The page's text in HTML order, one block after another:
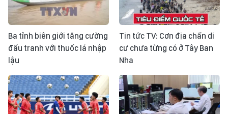
Ba tỉnh biên giới tăng cường
đấu tranh với thuốc lá nhập
lậu
Tin tức TV: Cơn địa chấn di
cư chưa từng có ở Tây Ban
Nha